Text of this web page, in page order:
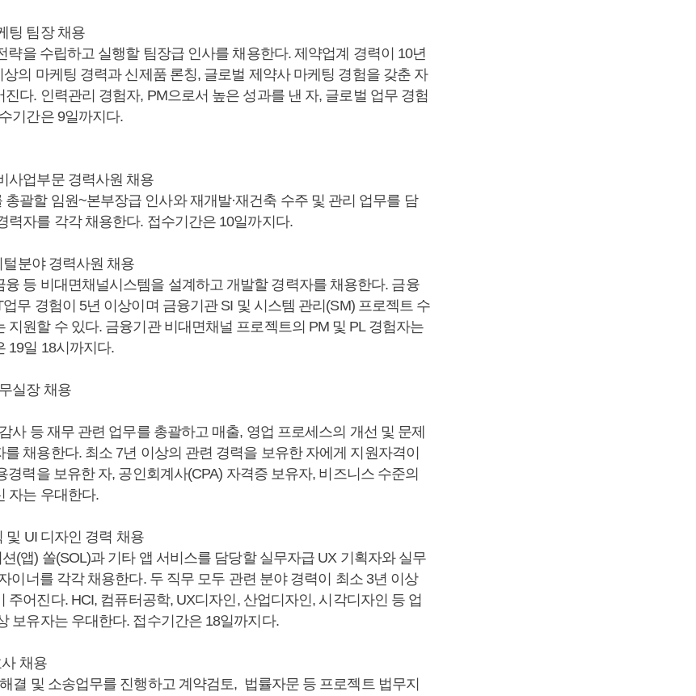
팅 팀장 채용
략을 수립하고 실행할 팀장급 인사를 채용한다. 제약업계 경력이 10년
의 마케팅 경력과 신제품 론칭, 글로벌 제약사 마케팅 경험을 갖춘 자
다. 인력관리 경험자, PM으로서 높은 성과를 낸 자, 글로벌 업무 경험
기간은 9일까지다.
사업부문 경력사원 채용
괄할 임원~본부장급 인사와 재개발·재건축 수주 및 관리 업무를 담
력자를 각각 채용한다. 접수기간은 10일까지다.
분야 경력사원 채용
융 등 비대면채널시스템을 설계하고 개발할 경력자를 채용한다. 금융
무 경험이 5년 이상이며 금융기관 SI 및 시스템 관리(SM) 프로젝트 수
지원할 수 있다. 금융기관 비대면채널 프로젝트의 PM 및 PL 경험자는
19일 18시까지다.
실장 채용
사 등 재무 관련 업무를 총괄하고 매출, 영업 프로세스의 개선 및 문제
채용한다. 최소 7년 이상의 관련 경력을 보유한 자에게 지원자격이
경력을 보유한 자, 공인회계사(CPA) 자격증 보유자, 비즈니스 수준의
자는 우대한다.
UI 디자인 경력 채용
(앱) 쏠(SOL)과 기타 앱 서비스를 담당할 실무자급 UX 기획자와 실무
이너를 각각 채용한다. 두 직무 모두 관련 분야 경력이 최소 3년 이상
주어진다. HCI, 컴퓨터공학, UX디자인, 산업디자인, 시각디자인 등 업
보유자는 우대한다. 접수기간은 18일까지다.
채용
결 및 소송업무를 진행하고 계약검토, 법률자문 등 프로젝트 법무지